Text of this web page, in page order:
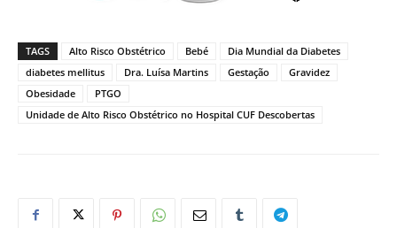
TAGS Alto Risco Obstétrico Bebé
Dia Mundial da Diabetes
diabetes mellitus
Dra. Luísa Martins Gestação
Gravidez
Obesidade
PTGO
Unidade de Alto Risco Obstétrico no Hospital CUF Descobertas